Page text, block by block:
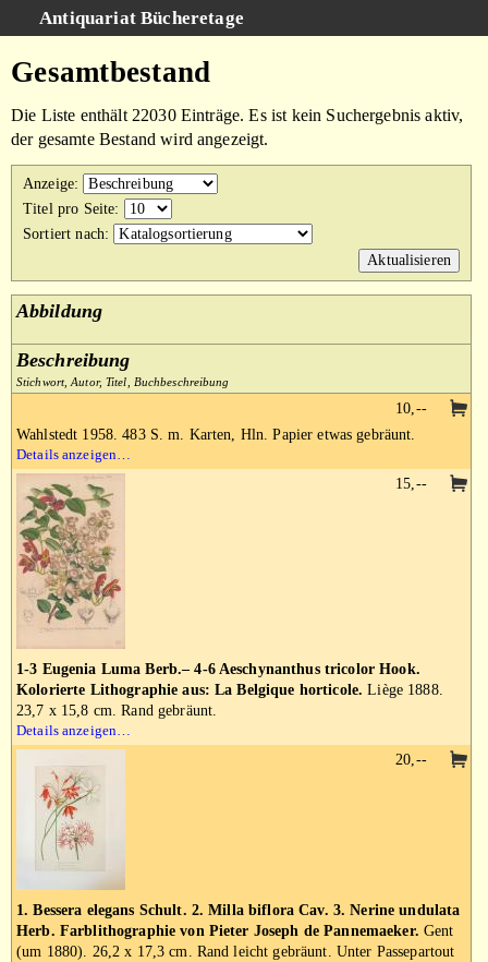
Antiquariat Bücheretage
Gesamtbestand
Warenkorb
AGB
Gesamtbestand
Die Liste enthält 22030 Einträge. Es ist kein Suchergebnis aktiv,
der gesamte Bestand wird angezeigt.
Anzeige:
Titel pro Seite:
Sortiert nach:
Abbildung
Beschreibung
Stichwort, Autor, Titel, Buchbeschreibung
Wahlstedt 1958. 483 S. m. Karten, Hln. Papier etwas gebräunt.
Details anzeigen…
10,--
1-3 Eugenia Luma Berb.– 4-6 Aeschynanthus tricolor Hook.
Kolorierte Lithographie aus: La Belgique horticole. Liège 1888.
23,7 x 15,8 cm. Rand gebräunt.
Details anzeigen…
15,--
1. Bessera elegans Schult. 2. Milla biflora Cav. 3. Nerine undulata
Herb. Farblithographie von Pieter Joseph de Pannemaeker. Gent
(um 1880). 26,2 x 17,3 cm. Rand leicht gebräunt. Unter Passepartout
20,--